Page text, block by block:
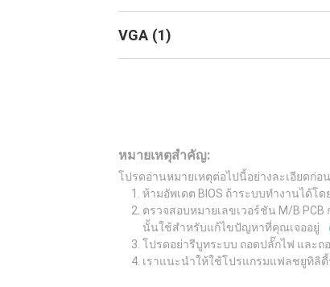
VGA (1)
หมายเหตุสำคัญ:
โปรดอ่านหมายเหตุต่อไปนี้อย่างละเอียดก่อน
ห้ามอัพเดต BIOS ถ้าระบบทำงานได้
ตรวจสอบหมายเลขเวอร์ชัน M/B
นั้นใช้สำหรับแก้ไขปัญหาที่คุณเจออยู่
โปรดอย่ารีบูทระบบ ถอดปลั๊กไฟ และถ
เราแนะนำให้ใช้โปรแกรมแฟลชยูทิลิ